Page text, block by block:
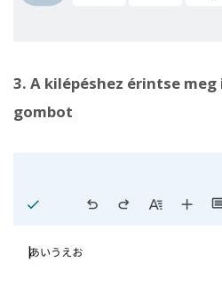
3. A kilépéshez érintse
gombot